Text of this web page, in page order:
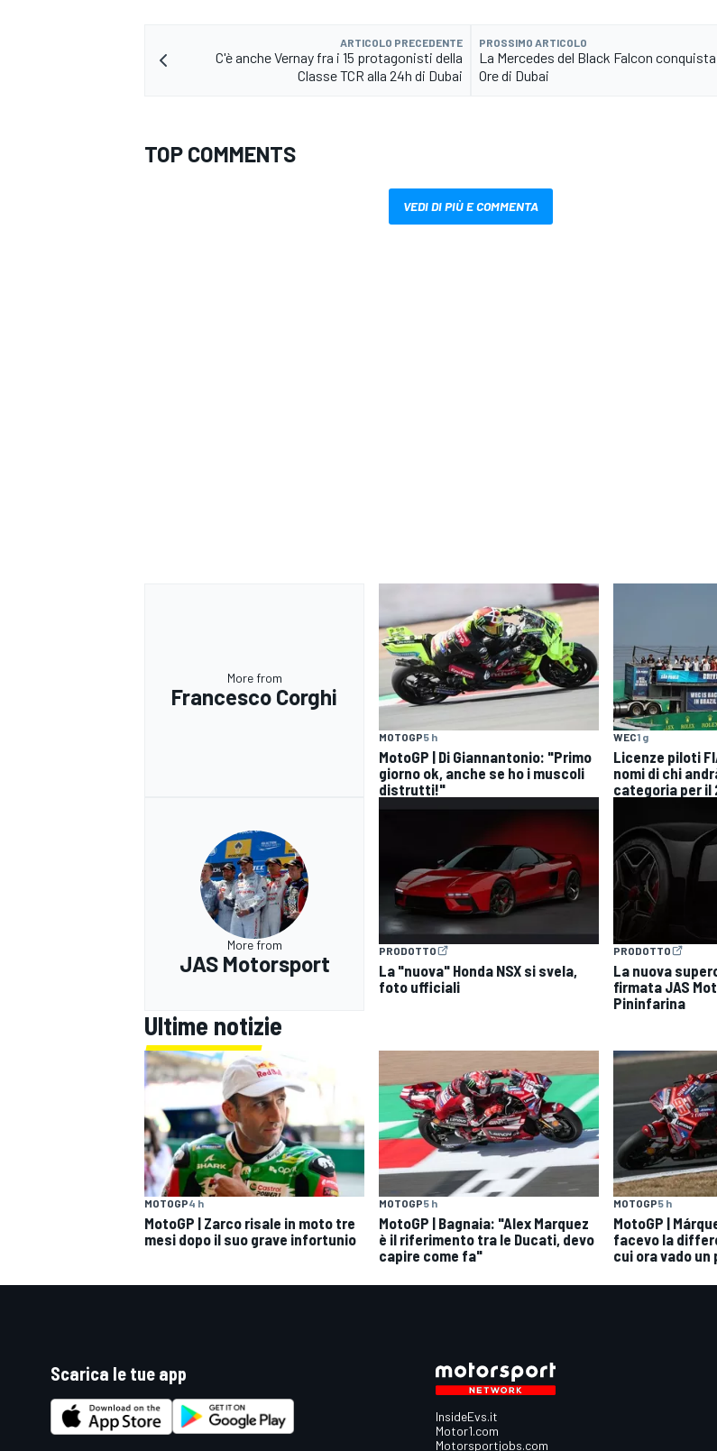
RALLY
ARTICOLO PRECEDENTE
C'è anche Vernay fra i 15 protagonisti della
Classe TCR alla 24h di Dubai
PROSSIMO ARTICOLO
La Mercedes del Black Falcon
Ore di Dubai
TOP COMMENTS
VEDI DI PIÙ E COMMENTA
More from
Francesco Corghi
MOTOGP5 h
MotoGP | Di Giannantonio: "Primo
giorno ok, anche se ho i muscoli
distrutti!"
WEC1 g
Licenze piloti
nomi di chi
categoria per il
More from
JAS Motorsport
PRODOTTO
La "nuova" Honda NSX si svela,
foto ufficiali
PRODOTTO
La nuova
firmata JAS
Pininfarina
Ultime notizie
MOTOGP4 h
MotoGP | Zarco risale in moto tre
mesi dopo il suo grave infortunio
MOTOGP5 h
MotoGP | Bagnaia: "Alex Marquez
è il riferimento tra le Ducati, devo
capire come fa"
MOTOGP5 h
MotoGP |
facevo la
cui ora vado un
Scarica le tue app
InsideEvs.it
Motor1.com
Motorsportjobs.com